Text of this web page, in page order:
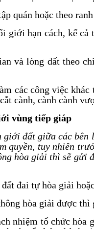
quán hoặc theo
giới hạn cách, kể
và lòng đất theo
các công việc
cành, cành cành
vùng tiếp giáp
đất giữa các
quyền, tuy nhiên
hòa giải thì sẽ
đai tự hòa giải
hòa giải được
nhiệm tổ chức